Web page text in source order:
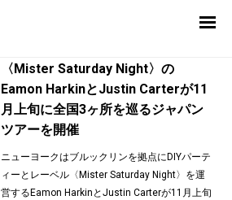
〈Mister Saturday Night〉の
Eamon HarkinとJustin Carterが11
月上旬に全国3ヶ所を巡るジャパン
ツアーを開催
ニューヨークはブルックリンを拠点にDIYパーテ
ィーとレーベル〈Mister Saturday Night〉を運
営するEamon HarkinとJustin Carterが11月上旬
News
Interview
Highlight
Report